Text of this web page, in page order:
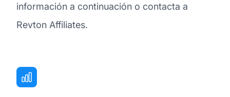
información a continuación o contacta a
Revton Affiliates.